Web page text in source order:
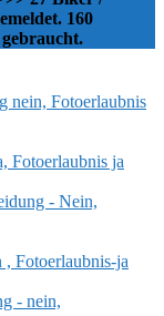
160
nein, Fotoerlaubnis
Fotoerlaubnis ja
- Nein,
Fotoerlaubnis-ja
- nein,